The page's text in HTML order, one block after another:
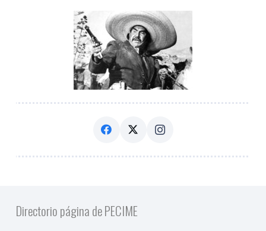
Directorio página de PECIME